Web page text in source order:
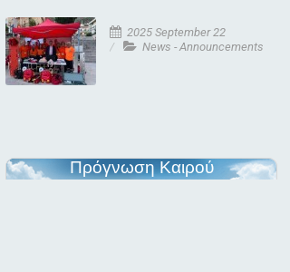
2025 September 22
News - Announcements